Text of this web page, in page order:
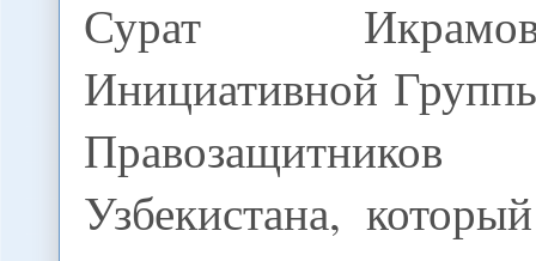
Сурат
Инициативной
Узбекистана,